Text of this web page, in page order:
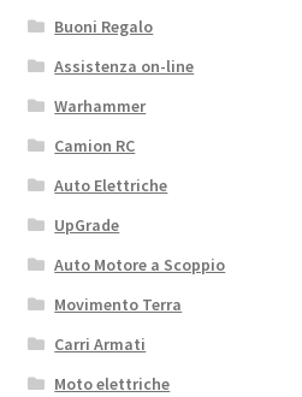
Buoni Regalo
Assistenza on-line
Warhammer
Camion RC
Auto Elettriche
UpGrade
Auto Motore a Scoppio
Movimento Terra
Carri Armati
Moto elettriche